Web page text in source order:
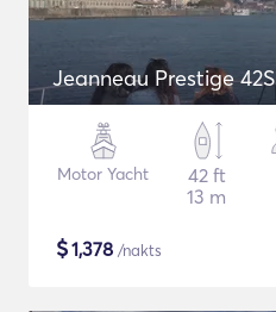
Jeanneau Prestige 42S
Motor Yacht
42 ft
13 m
$1,378 /nakts